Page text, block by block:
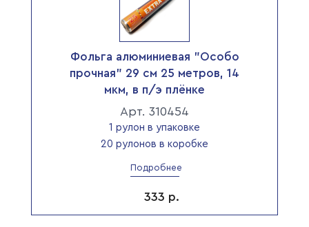
Фольга алюминиевая "Особо
прочная" 29 см 25 метров, 14
мкм, в п/э плёнке
Арт. 310454
1 рулон в упаковке
20 рулонов в коробке
Подробнее
333 р.